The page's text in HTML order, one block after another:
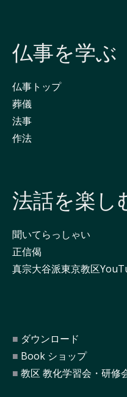
仏事を学ぶ
仏事トップ
葬儀
法事
作法
法話を楽し
聞いてらっしゃい
正信偈
真宗大谷派東京教区
ダウンロード
Book ショップ
教区 教化学習会・研修